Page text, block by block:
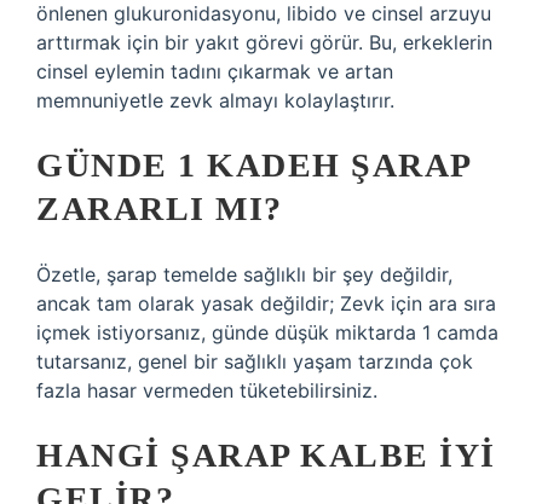
önlenen glukuronidasyonu, libido ve cinsel arzuyu
arttırmak için bir yakıt görevi görür. Bu, erkeklerin
cinsel eylemin tadını çıkarmak ve artan
memnuniyetle zevk almayı kolaylaştırır.
GÜNDE 1 KADEH ŞARAP
ZARARLI MI?
Özetle, şarap temelde sağlıklı bir şey değildir,
ancak tam olarak yasak değildir; Zevk için ara sıra
içmek istiyorsanız, günde düşük miktarda 1 camda
tutarsanız, genel bir sağlıklı yaşam tarzında çok
fazla hasar vermeden tüketebilirsiniz.
HANGI ŞARAP KALBE IYI